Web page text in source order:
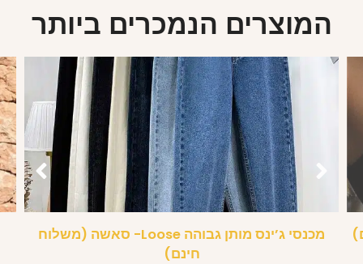
המוצרים הנמכרים ביותר
מכנסי ג’ינס מותן גבוהה Loose- סאשה (משלוח
חינם)